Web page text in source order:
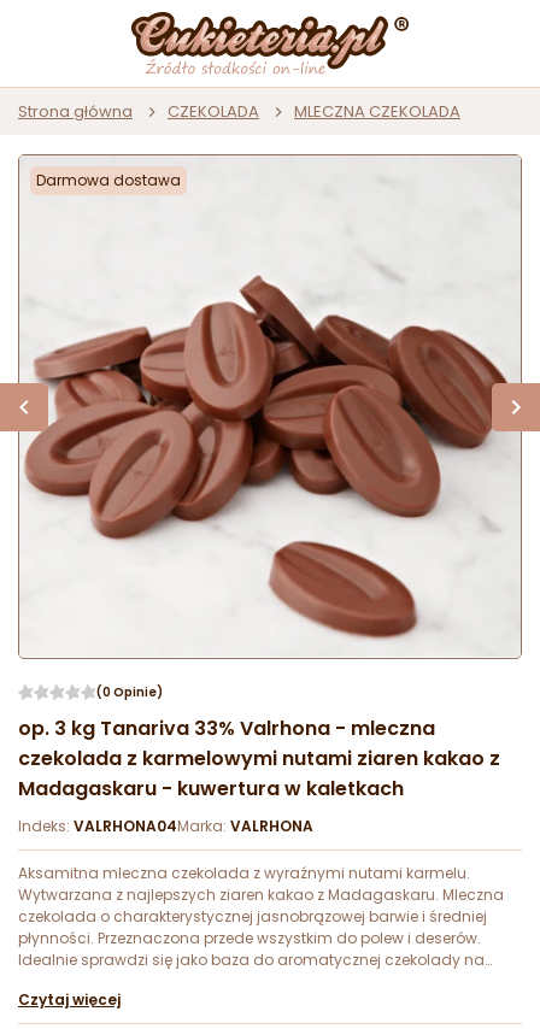
Strona główna CZEKOLADA MLECZNA CZEKOLADA
Darmowa dostawa
(0 Opinie)
op. 3 kg Tanariva 33% Valrhona - mleczna
czekolada z karmelowymi nutami ziaren kakao z
Madagaskaru - kuwertura w kaletkach
Indeks: VALRHONA04Marka: VALRHONA
Aksamitna mleczna czekolada z wyraźnymi nutami karmelu.
Wytwarzana z najlepszych ziaren kakao z Madagaskaru. Mleczna
czekolada o charakterystycznej jasnobrązowej barwie i średniej
płynności. Przeznaczona przede wszystkim do polew i deserów.
Idealnie sprawdzi się jako baza do aromatycznej czekolady na
Czytaj więcej